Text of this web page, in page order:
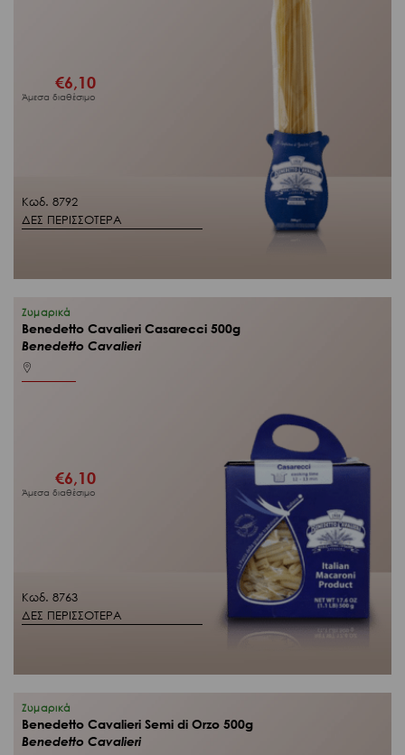
Κωδ. 8792
ΔΕΣ ΠΕΡΙΣΣΟΤΕΡΑ
€6,10
Άμεσα διαθέσιμο
Κωδ. 8763
ΔΕΣ ΠΕΡΙΣΣΟΤΕΡΑ
Ζυμαρικά
Benedetto Cavalieri Casarecci 500g
Benedetto Cavalieri
€6,10
Άμεσα διαθέσιμο
Ζυμαρικά
Benedetto Cavalieri Semi di Orzo 500g
Benedetto Cavalieri